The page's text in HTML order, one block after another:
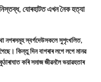
যোৰহাটত এখন নৈক হত্যা
নগৰসমূহ স্বৰ্গদেউসকলে সুশৃংখলিত,
কিন্তু দিন বাগৰাৰ লগে লগে মানৱ
কৰি সমাজ জীৱনলৈ ভয়াৱহতাৰ